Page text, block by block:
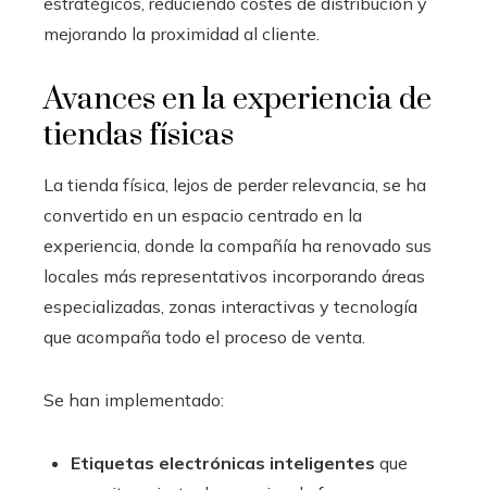
mejorando la proximidad al cliente.
Avances en la experiencia de
tiendas físicas
La tienda física, lejos de perder relevancia, se ha
convertido en un espacio centrado en la
experiencia, donde la compañía ha renovado sus
locales más representativos incorporando áreas
especializadas, zonas interactivas y tecnología
que acompaña todo el proceso de venta.
Se han implementado:
Etiquetas electrónicas inteligentes que